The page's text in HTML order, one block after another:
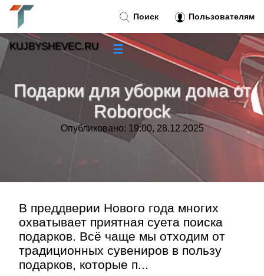
Подарки для уборки дома от
Roborock
Опубликовано: 19:00, 28.12.2025
В преддверии Нового года многих
охватывает приятная суета поиска
подарков. Всё чаще мы отходим от
традиционных сувениров в пользу
подарков, которые п...
Поиск Пользователям
KUJBYSHEVEC.RU ☰
»
Тренды новостей »
»
Контакт»